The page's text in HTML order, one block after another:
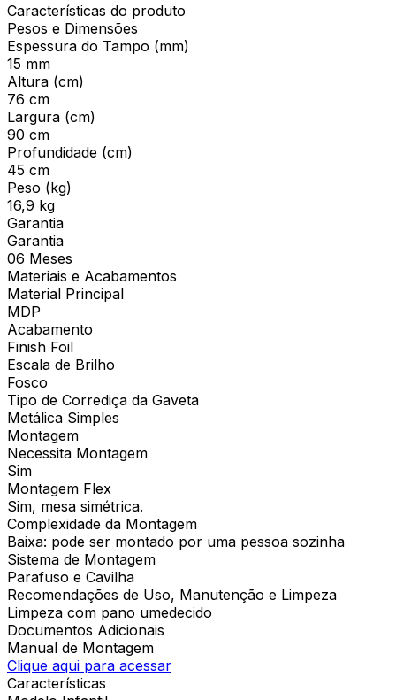
Características do produto
Pesos e Dimensões
Espessura do Tampo (mm)
15 mm
Altura (cm)
76 cm
Largura (cm)
90 cm
Profundidade (cm)
45 cm
Peso (kg)
16,9 kg
Garantia
Garantia
06 Meses
Materiais e Acabamentos
Material Principal
MDP
Acabamento
Finish Foil
Escala de Brilho
Fosco
Tipo de Corrediça da Gaveta
Metálica Simples
Montagem
Necessita Montagem
Sim
Montagem Flex
Sim, mesa simétrica.
Complexidade da Montagem
Baixa: pode ser montado por uma pessoa sozinha
Sistema de Montagem
Parafuso e Cavilha
Recomendações de Uso, Manutenção e Limpeza
Limpeza com pano umedecido
Documentos Adicionais
Manual de Montagem
Clique aqui para acessar
Características